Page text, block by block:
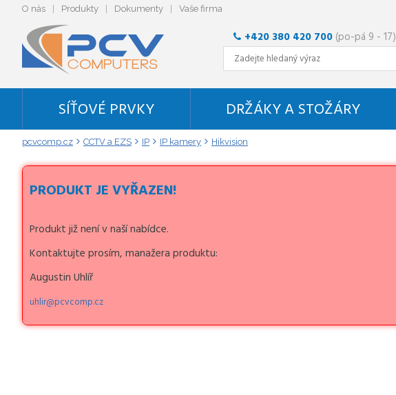
O nás Produkty Dokumenty Vaše firma
+420 380 420 700 (po-pá 9 - 17)
SÍŤOVÉ PRVKY DRŽÁKY A STOŽÁRY
pcvcomp.cz CCTV a EZS IP IP kamery Hikvision
PRODUKT JE VYŘAZEN!
Produkt již není v naší nabídce.
Kontaktujte prosím, manažera produktu:
Augustin Uhlíř
uhlir@pcvcomp.cz